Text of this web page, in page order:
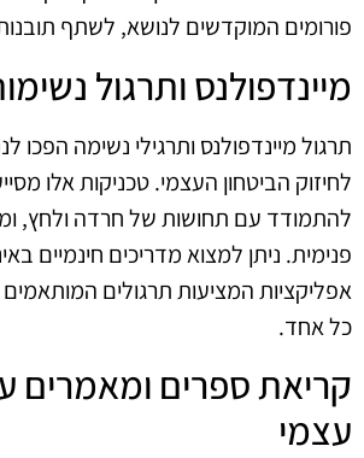
פורומים המוקדשים לנושא, לשתף
מיינדפולנס ותרגול
תרגול מיינדפולנס ותרגילי נשימה הפכו
לחיזוק הביטחון העצמי. טכניקות אלו
להתמודד עם תחושות של חרדה ולחץ,
פנימית. ניתן למצוא מדריכים חינמיים
אפליקציות המציעות תרגולים
כל אחד.
קריאת ספרים ומאמרים
עצמי